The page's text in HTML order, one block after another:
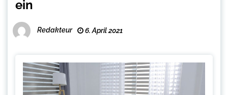
ein
Redakteur 6. April 2021